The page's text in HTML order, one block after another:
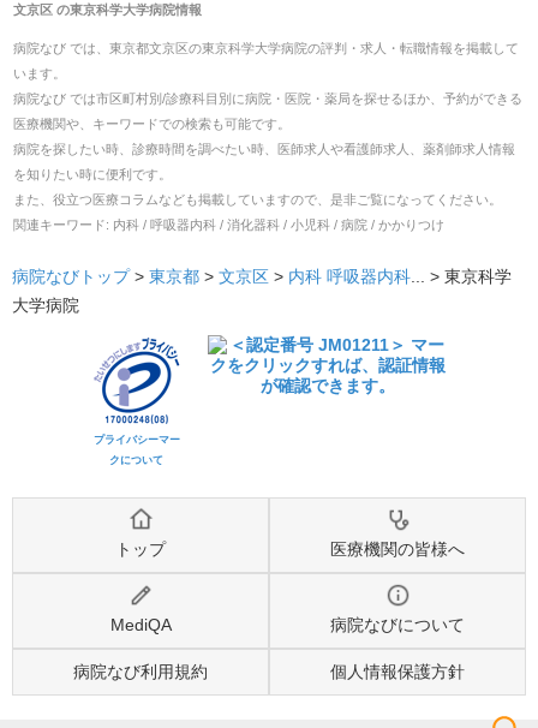
文京区の東京科学大学病院情報
病院なび では、 東京都文京区の東京科学大学病院の評判・求人・転職情報を掲載して
います。
病院なび では市区町村別/診療科目別に病院・医院・薬局を探せるほか、予約ができる
医療機関や、キーワードでの検索も可能です。
病院を探したい時、診療時間を調べたい時、医師求人や看護師求人、薬剤師求人情報
を知りたい時に便利です。
また、役立つ医療コラムなども掲載していますので、是非ご覧になってください。
関連キーワード: 内科 / 呼吸器内科 / 消化器科 / 小児科 / 病院 / かかりつけ
病院なびトップ > 東京都 > 文京区 > 内科 呼吸器内科 ... > 東京科学
大学病院
プライバシーマー
クについて
トップ 医療機関の皆様へ
MediQA 病院なびについて
病院なび利用規約 個人情報保護方針